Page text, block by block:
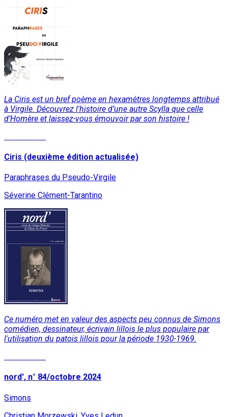
La Ciris est un bref poème en hexamètres longtemps attribué
à Virgile. Découvrez l'histoire d’une autre Scylla que celle
d’Homère et laissez-vous émouvoir par son histoire !
Ciris (deuxième édition actualisée)
Paraphrases du Pseudo-Virgile
Séverine Clément-Tarantino
Ce numéro met en valeur des aspects peu connus de Simons
comédien, dessinateur, écrivain lillois le plus populaire par
l'utilisation du patois lillois pour la période 1930-1969.
nord', n° 84/octobre 2024
Simons